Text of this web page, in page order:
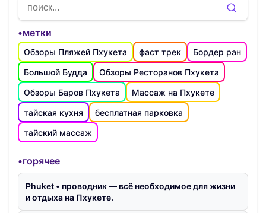
•метки
Обзоры Пляжей Пхукета фаст трек
Бордер ран
Большой Будда
Обзоры Ресторанов Пхукета
Обзоры Баров Пхукета
Массаж на Пхукете
тайская кухня
бесплатная парковка
тайский массаж
•горячее
Phuket • проводник — всё необходимое для жизни
и отдыха на Пхукете.